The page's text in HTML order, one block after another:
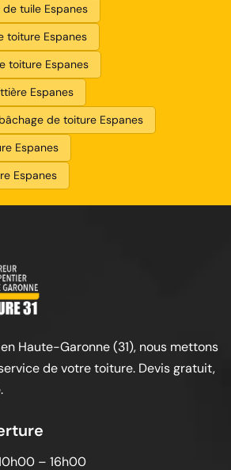
tuile Espanes
toiture Espanes
toiture Espanes
Espanes
de toiture Espanes
Espanes
Espanes
Haute-Garonne (31), nous mettons
de votre toiture. Devis gratuit,
– 16h00